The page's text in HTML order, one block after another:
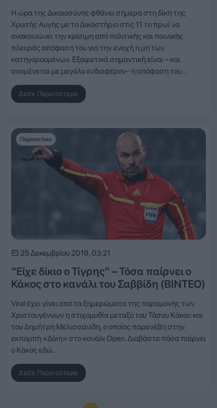
Η ώρα της Δικαιοσύνης φθάνει σήμερα στη δίκη της
Χρυσής Αυγής με το Δικαστήριο στις 11 το πρωί να
ανακοινώνει την κρίσιμη από πολιτικής και ποινικής
πλευράς απόφαση του για την ενοχή η μη των
κατηγορουμένων. Εξαιρετικά σημαντική είναι – και
αναμένεται με μεγάλο ενδιαφέρον- η απόφαση του…
Δείτε Περισσότερα
Παρασκήνιο
25 Δεκεμβρίου 2019, 03:21
“Είχε δίκιο ο Τίγρης” – Τόσα παίρνει ο
Κάκος στο κανάλι του Σαββίδη (ΒΙΝΤΕΟ)
Viral έχει γίνει από τα ξημερώματα της παραμονής των
Χριστουγέννων η στιχομυθία μεταξύ του Τάσου Κάκου και
του Δημήτρη Μελισσανίδη, ο οποίος παρενέβη στην
εκπομπή «Δίκη» στο κανάλι Open. Διαβάστε πόσα παίρνει
ο Κάκος εδώ…
Δείτε Περισσότερα